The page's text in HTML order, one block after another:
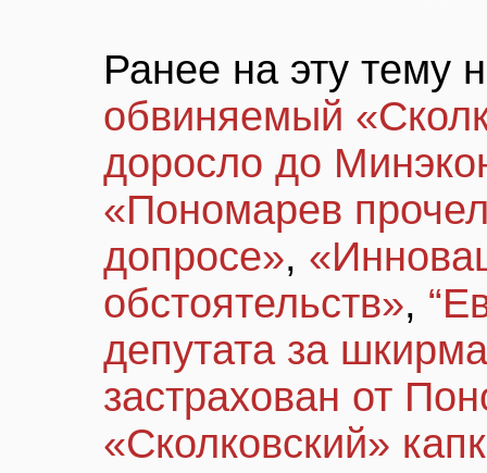
Ранее на эту тему
обвиняемый
доросло до
«Пономарев
допросе»,
обстоятельств»,
депутата за
застрахован от
«Сколковский»